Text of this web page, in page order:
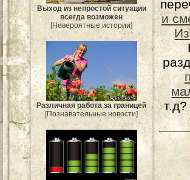
Выход из непростой ситуации
всегда возможен
[Невероятные истории]
Различная работа за границей
[Познавательные новости]
и